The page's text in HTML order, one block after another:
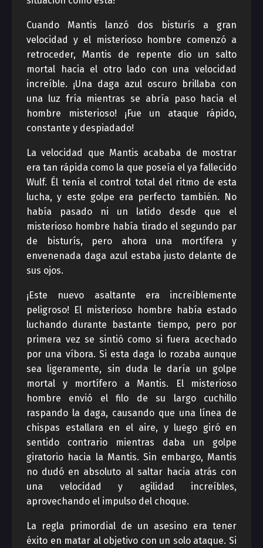
Cuando Mantis lanzó dos bisturís a gran
velocidad y el misterioso hombre comenzó a
retroceder, Mantis de repente dio un salto
mortal hacia el otro lado con una velocidad
increíble. ¡Una daga azul oscuro brillaba con
una luz fría mientras se abría paso hacia el
hombre misterioso! ¡Fue un ataque rápido,
constante y despiadado!
La velocidad que Mantis acababa de mostrar
era tan rápida como la que poseía el ya fallecido
Wulf. Él tenía el control total del ritmo de esta
lucha, y este golpe era perfecto también. No
había pasado ni un latido desde que el
misterioso hombre había tirado el segundo par
de bisturís, pero ahora una mortífera y
envenenada daga azul estaba justo delante de
sus ojos.
¡Este nuevo asaltante era increíblemente
peligroso! El misterioso hombre había estado
luchando durante bastante tiempo, pero por
primera vez se sintió como si fuera acechado
por una víbora. Si esta daga lo rozaba aunque
sea ligeramente, sin duda le daría un golpe
mortal y mortífero a Mantis. El misterioso
hombre envió el filo de su largo cuchillo
raspando la daga, causando que una línea de
chispas estallara en el aire, y luego giró en
sentido contrario mientras daba un golpe
giratorio hacia la Mantis. Sin embargo, Mantis
no dudó en absoluto al saltar hacia atrás con
una velocidad y agilidad increíbles,
aprovechando el impulso del choque.
La regla primordial de un asesino era tener
éxito en matar al objetivo con un solo ataque. Si